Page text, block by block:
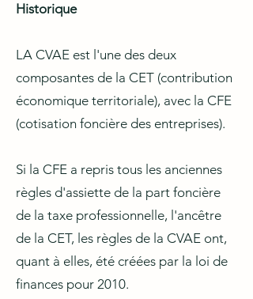
Historique
LA CVAE est l'une des deux
composantes de la CET (contribution
économique territoriale), avec la CFE
(cotisation foncière des entreprises).
Si la CFE a repris tous les anciennes
règles d'assiette de la part foncière
de la taxe professionnelle, l'ancêtre
de la CET, les règles de la CVAE ont,
quant à elles, été créées par la loi de
finances pour 2010.